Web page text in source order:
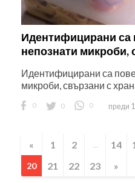
Идентифицирани са
непознати микроби,
Идентифицирани са
микроби, свързани с
0 0 0 преди
« 1 2 ... 14
20 21 22 23 »